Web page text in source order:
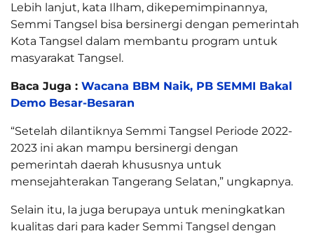
Lebih lanjut, kata Ilham, dikepemimpinannya,
Semmi Tangsel bisa bersinergi dengan pemerintah
Kota Tangsel dalam membantu program untuk
masyarakat Tangsel.
Baca Juga : Wacana BBM Naik, PB SEMMI Bakal
Demo Besar-Besaran
“Setelah dilantiknya Semmi Tangsel Periode 2022-
2023 ini akan mampu bersinergi dengan
pemerintah daerah khususnya untuk
mensejahterakan Tangerang Selatan,” ungkapnya.
Selain itu, Ia juga berupaya untuk meningkatkan
kualitas dari para kader Semmi Tangsel dengan